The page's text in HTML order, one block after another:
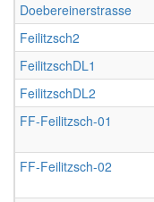
Doebereinerstrasse
Feilitzsch2
FeilitzschDL1
FeilitzschDL2
FF-Feilitzsch-01
FF-Feilitzsch-02